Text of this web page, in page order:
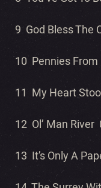
9 God Bless The
10 Pennies
11 My Heart
12 Ol’ Man River
13 It’s Only A